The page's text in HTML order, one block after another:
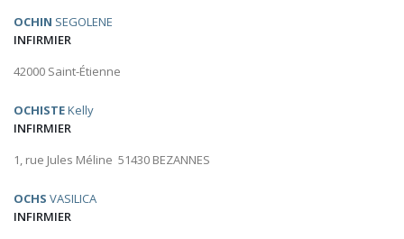
OCHIN SEGOLENE
INFIRMIER
42000 Saint-Étienne
OCHISTEKelly
INFIRMIER
1, rue Jules Méline 51430 BEZANNES
OCHS VASILICA
INFIRMIER